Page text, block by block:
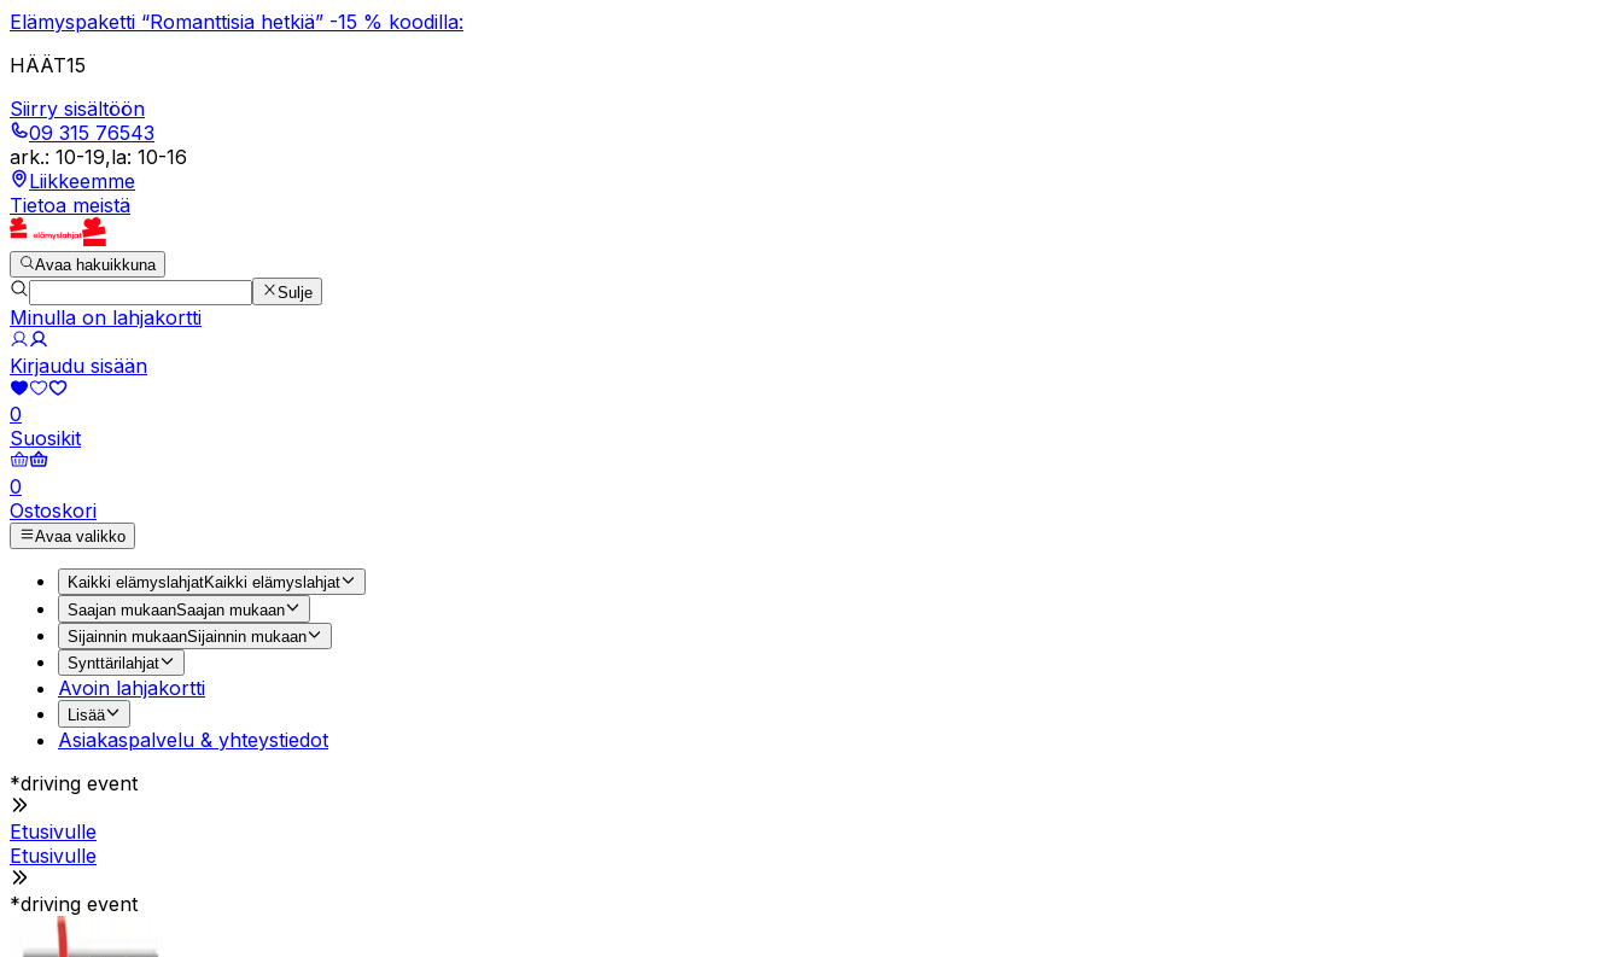
Elämyspaketti “Romanttisia hetkiä” -15 % koodilla:
HÄÄT15
Siirry sisältöön
09 315 76543
ark.: 10-19,la: 10-16
Liikkeemme
Tietoa meistä
Avaa hakuikkuna
Sulje
Minulla on lahjakortti
Kirjaudu sisään
0
Suosikit
0
Ostoskori
Avaa valikko
Kaikki elämyslahjatKaikki elämyslahjat
Saajan mukaanSaajan mukaan
Sijainnin mukaanSijainnin mukaan
Synttärilahjat
Avoin lahjakortti
Lisää
Asiakaspalvelu & yhteystiedot
*driving event
Etusivulle
Etusivulle
*driving event